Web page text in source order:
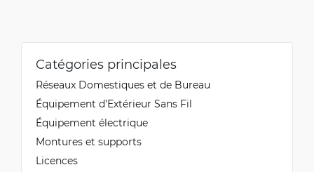
Catégories principales
Réseaux Domestiques et de Bureau
Équipement d’Extérieur Sans Fil
Équipement électrique
Montures et supports
Licences